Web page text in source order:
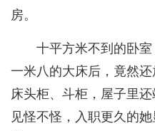
房。
十平方米不到的卧
一米八的大床后，竟然
床头柜、斗柜，屋子里
见怪不怪，入职更久的